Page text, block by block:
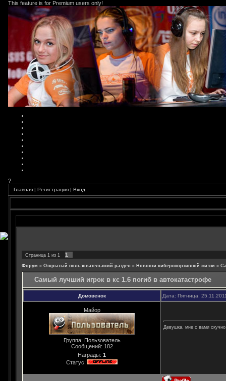
This feature is for Premium users only!
?
Главная | Регистрация | Вход
Страница 1 из 1 1
Форум » Открытый пользовательский раздел » Новости киберспортивной жизни »
Самый лучший игрок в кс 1.6 погиб в автокатастрофе
Домовенок Дата: Пятница,
Майор
Группа: Пользователь
Сообщений: 182
Награды: 1
Статус:
Девушка, мне с вами